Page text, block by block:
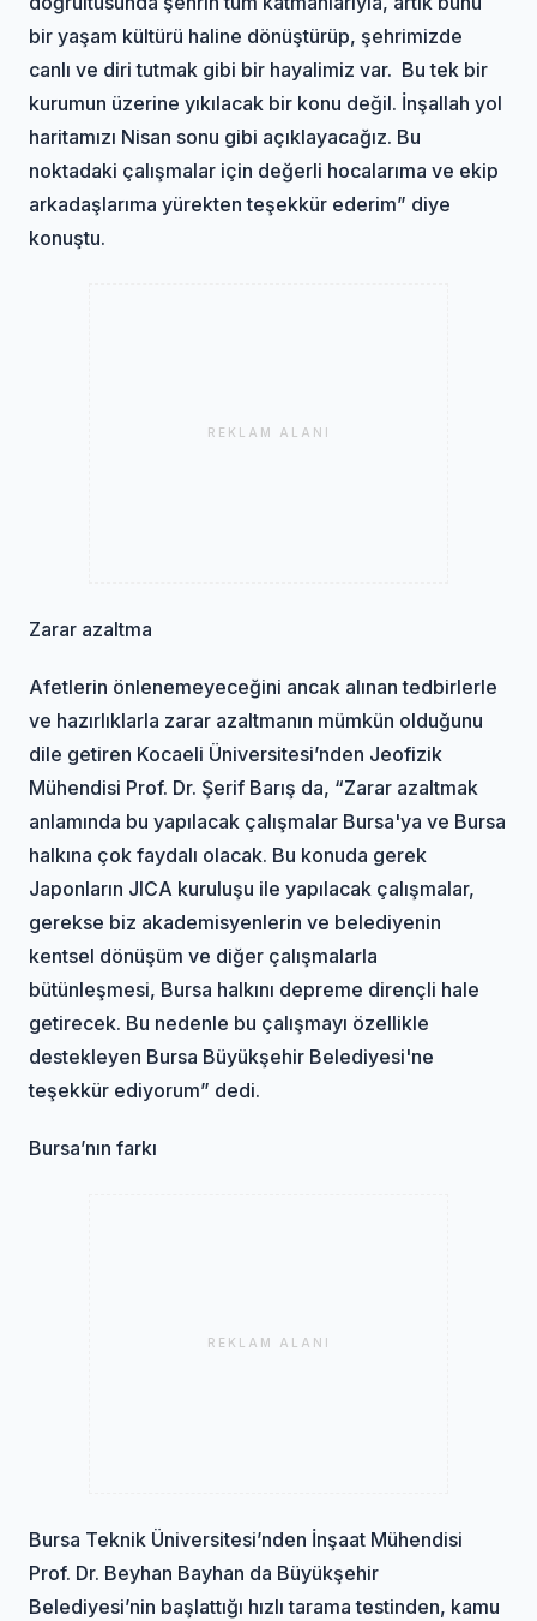
bir yaşam kültürü haline dönüştürüp, şehrimizde
canlı ve diri tutmak gibi bir hayalimiz var. Bu tek bir
kurumun üzerine yıkılacak bir konu değil. İnşallah yol
haritamızı Nisan sonu gibi açıklayacağız. Bu
noktadaki çalışmalar için değerli hocalarıma ve ekip
arkadaşlarıma yürekten teşekkür ederim” diye
konuştu.
REKLAM ALANI
Zarar azaltma
Afetlerin önlenemeyeceğini ancak alınan tedbirlerle
ve hazırlıklarla zarar azaltmanın mümkün olduğunu
dile getiren Kocaeli Üniversitesi’nden Jeofizik
Mühendisi Prof. Dr. Şerif Barış da, “Zarar azaltmak
anlamında bu yapılacak çalışmalar Bursa'ya ve Bursa
halkına çok faydalı olacak. Bu konuda gerek
Japonların JICA kuruluşu ile yapılacak çalışmalar,
gerekse biz akademisyenlerin ve belediyenin
kentsel dönüşüm ve diğer çalışmalarla
bütünleşmesi, Bursa halkını depreme dirençli hale
getirecek. Bu nedenle bu çalışmayı özellikle
destekleyen Bursa Büyükşehir Belediyesi'ne
teşekkür ediyorum” dedi.
Bursa’nın farkı
REKLAM ALANI
Bursa Teknik Üniversitesi’nden İnşaat Mühendisi
Prof. Dr. Beyhan Bayhan da Büyükşehir
Belediyesi’nin başlattığı hızlı tarama testinden, kamu